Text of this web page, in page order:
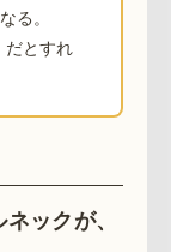
る。
だとすれ
ックが、